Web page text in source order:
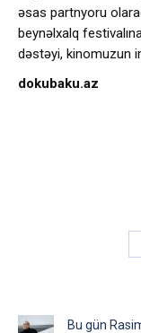
əsas partnyoru
beynəlxalq
dəstəyi, kinomuzun
dokubaku.az
Bu gün